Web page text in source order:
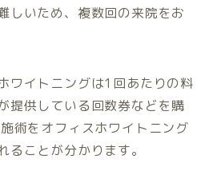
しいため、複数回の来院をお
ワイトニングは1回あたりの料
提供している回数券などを購
術をオフィスホワイトニング
ることが分かります。